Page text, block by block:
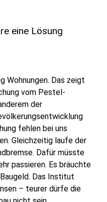
eine Lösung
Wohnungen. Das zeigt
vom Pestel-
der
fehlen bei uns
Gleichzeitig laufe der
Dafür müsste
passieren. Es bräuchte
Das Institut
– teurer dürfe die